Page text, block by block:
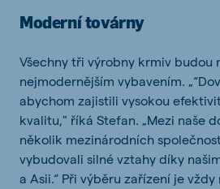
Moderní továrny
Všechny tři výrobny krmiv budou
nejmodernějším vybavením.
abychom zajistili vysokou
kvalitu," říká Stefan. „Mezi naše
několik mezinárodních
vybudovali silné vztahy díky
a Asii.“ Při výběru zařízení je